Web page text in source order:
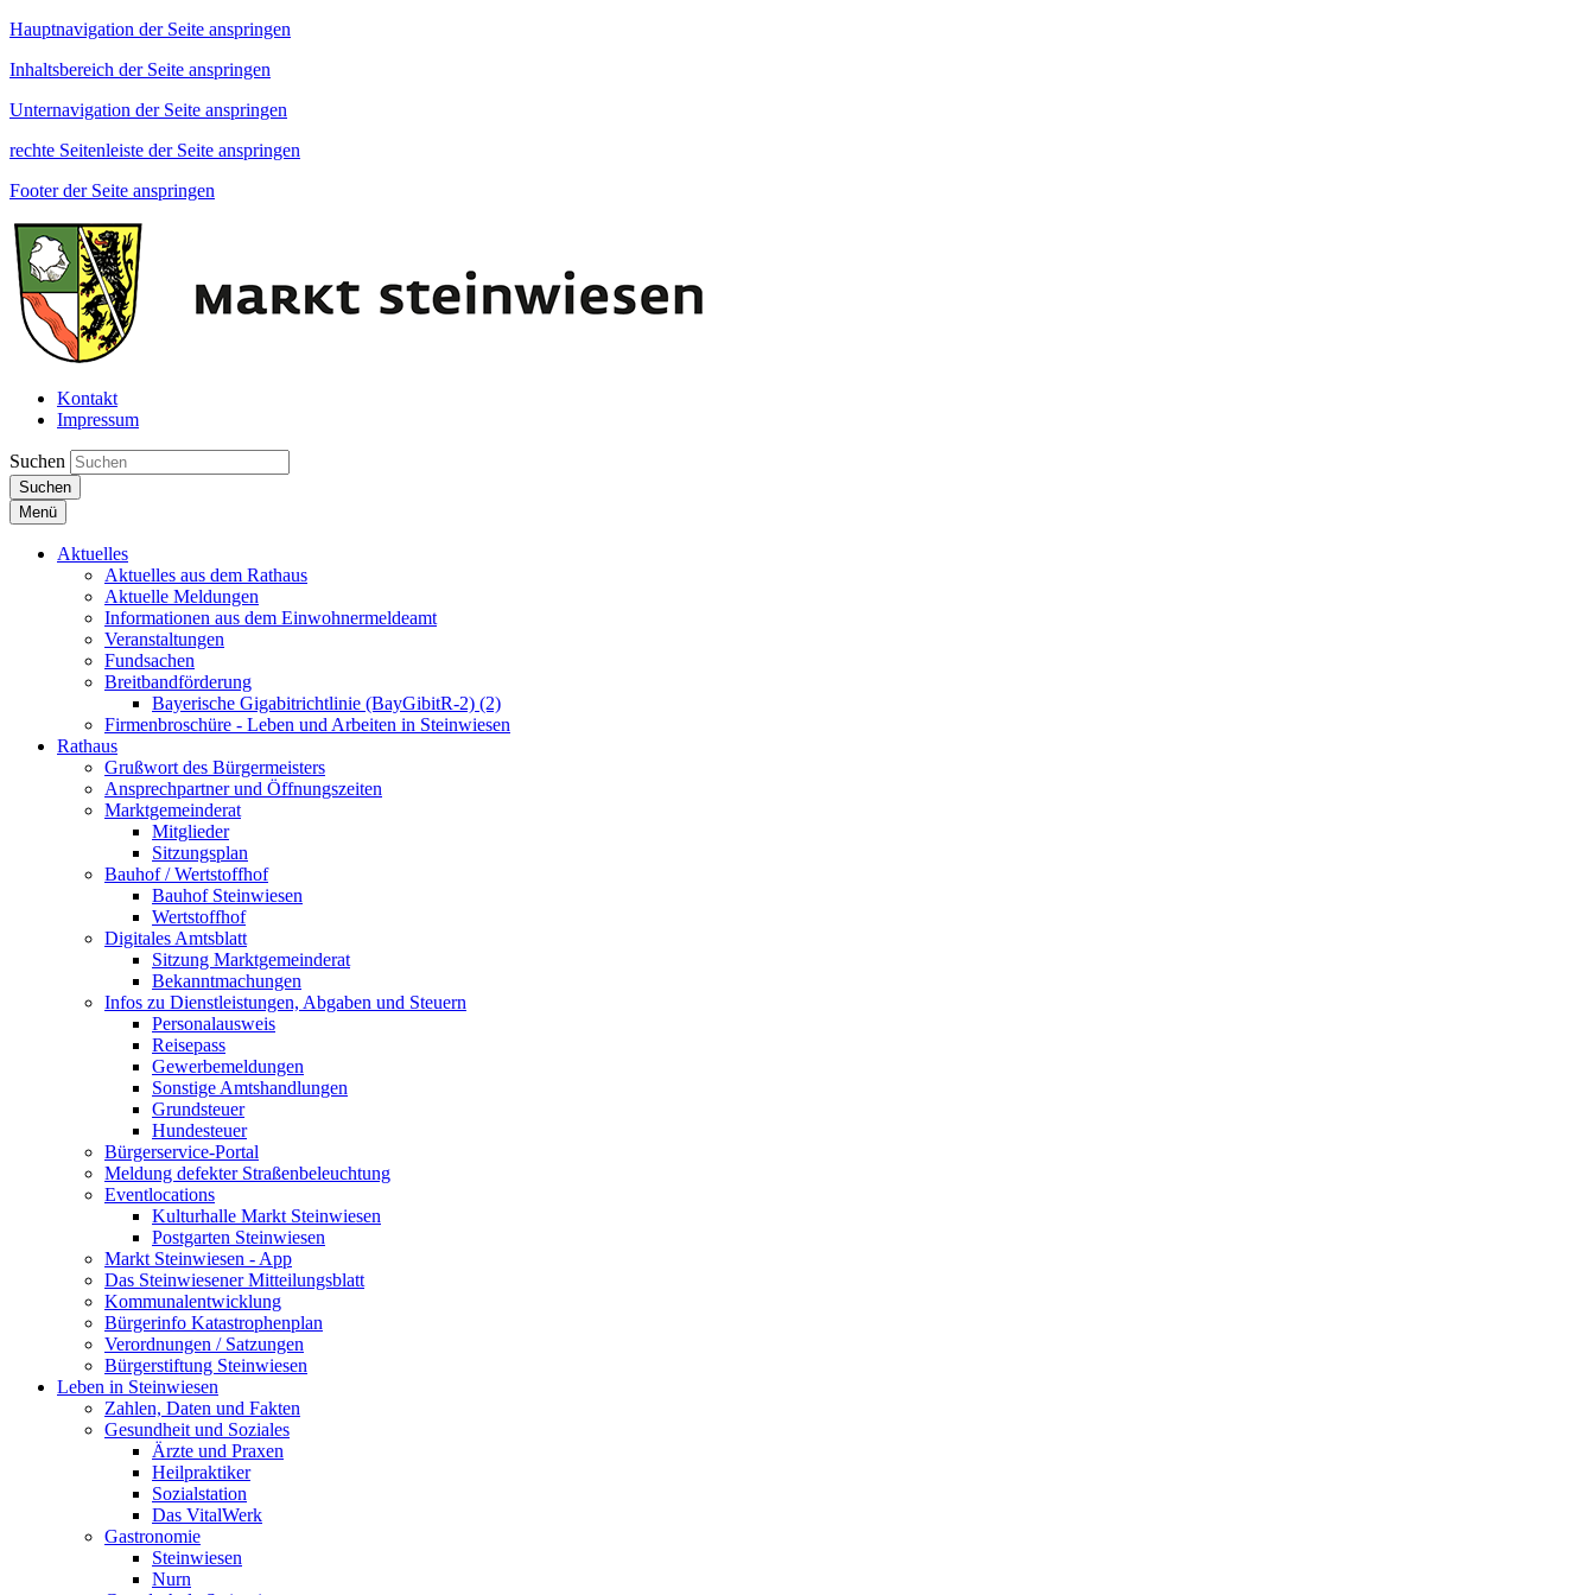
Hauptnavigation der Seite anspringen
Inhaltsbereich der Seite anspringen
Unternavigation der Seite anspringen
rechte Seitenleiste der Seite anspringen
Footer der Seite anspringen
Kontakt
Impressum
Suchen
Suchen
Menü
Aktuelles
Aktuelles aus dem Rathaus
Aktuelle Meldungen
Informationen aus dem Einwohnermeldeamt
Veranstaltungen
Fundsachen
Breitbandförderung
Bayerische Gigabitrichtlinie (BayGibitR-2) (2)
Firmenbroschüre - Leben und Arbeiten in Steinwiesen
Rathaus
Grußwort des Bürgermeisters
Ansprechpartner und Öffnungszeiten
Marktgemeinderat
Mitglieder
Sitzungsplan
Bauhof / Wertstoffhof
Bauhof Steinwiesen
Wertstoffhof
Digitales Amtsblatt
Sitzung Marktgemeinderat
Bekanntmachungen
Infos zu Dienstleistungen, Abgaben und Steuern
Personalausweis
Reisepass
Gewerbemeldungen
Sonstige Amtshandlungen
Grundsteuer
Hundesteuer
Bürgerservice-Portal
Meldung defekter Straßenbeleuchtung
Eventlocations
Kulturhalle Markt Steinwiesen
Postgarten Steinwiesen
Markt Steinwiesen - App
Das Steinwiesener Mitteilungsblatt
Kommunalentwicklung
Bürgerinfo Katastrophenplan
Verordnungen / Satzungen
Bürgerstiftung Steinwiesen
Leben in Steinwiesen
Zahlen, Daten und Fakten
Gesundheit und Soziales
Ärzte und Praxen
Heilpraktiker
Sozialstation
Das VitalWerk
Gastronomie
Steinwiesen
Nurn